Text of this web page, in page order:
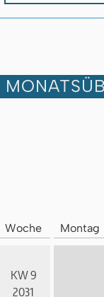
Woche Montag
KW 9
2031